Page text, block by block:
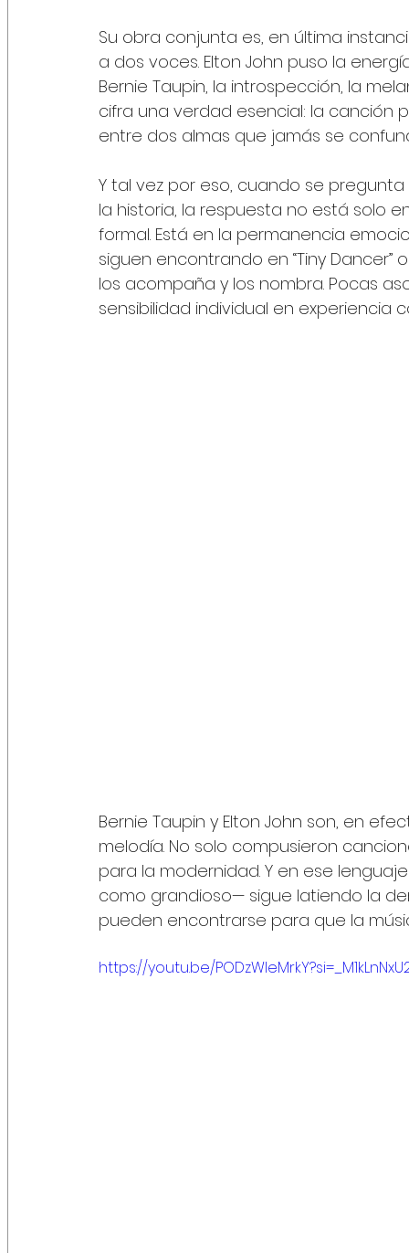
Su obra conjunta es, en última
a dos voces. Elton John puso la
Bernie Taupin, la introspección, la
cifra una verdad esencial: la
entre dos almas que jamás se
Y tal vez por eso, cuando se
la historia, la respuesta no está solo
formal. Está en la permanencia
siguen encontrando en “Tiny Dancer”
los acompaña y los nombra. Pocas
sensibilidad individual en
Bernie Taupin y Elton John son, en
melodía. No solo compusieron
para la modernidad. Y en ese
como grandioso— sigue latiendo la
pueden encontrarse para que la
https://youtu.be/